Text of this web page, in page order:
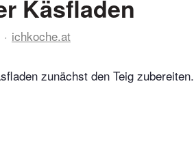
Käsfladen
ichkoche.at
zunächst den Teig zubereiten.